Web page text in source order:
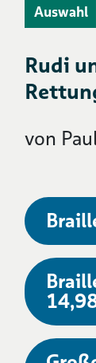
Auswahl
Rudi
von